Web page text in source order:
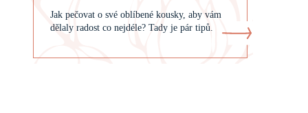
Jak pečovat o své oblíbené kousky, aby vám
dělaly radost co nejdéle? Tady je pár tipů.